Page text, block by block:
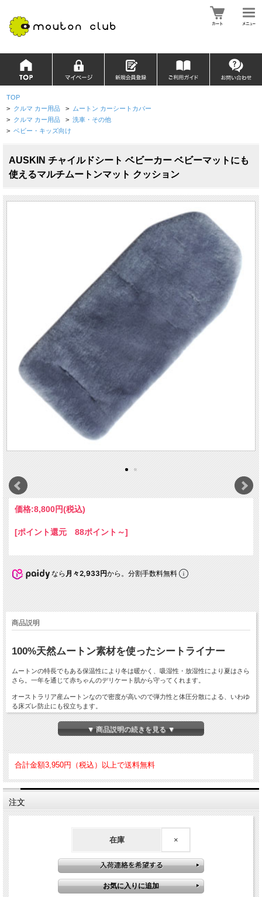
TOP
> クルマ カー用品 > ムートン カーシートカバー
> クルマ カー用品 > 洗車・その他
> ベビー・キッズ向け
AUSKIN チャイルドシート ベビーカー ベビーマットにも
使えるマルチムートンマット クッション
価格:8,800円(税込)
[ポイント還元 88ポイント～]
なら月々2,933円から。分割手数料無料
商品説明
100%天然ムートン素材を使ったシートライナー
ムートンの特長でもある保温性により冬は暖かく、吸湿性・放湿性により夏はさら
さら。一年を通じて赤ちゃんのデリケート肌から守ってくれます。
オーストラリア産ムートンなので密度が高いので弾力性と体圧分散による、いわゆ
る床ズレ防止にも役立ちます。
クルマやベビーカーだけでなく、ベッドマットとしても快適にご利用頂けます。
※シートベルトを通す切込みがあります。
サイズ：幅30cm、長さ70cm
カラー：ブルー
ブランド：AUSKIN
製造：中国
▼ 商品説明の続きを見る ▼
合計金額3,950円（税込）以上で送料無料
注文
在庫 ×